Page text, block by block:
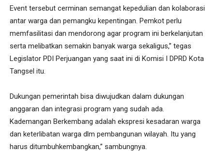
Event tersebut cerminan semangat kepedulian dan kolaborasi
antar warga dan pemangku kepentingan. Pemkot perlu
memfasilitasi dan mendorong agar program ini berkelanjutan
serta melibatkan semakin banyak warga sekaligus,” tegas
Legislator PDI Perjuangan yang saat ini di Komisi I DPRD Kota
Tangsel itu.
Dukungan pemerintah bisa diwujudkan dalam dukungan
anggaran dan integrasi program yang sudah ada.
Kademangan Berkembang adalah ekspresi kesadaran warga
dan keterlibatan warga dlm pembangunan wilayah. Itu yang
harus ditumbuhkembangkan,” sambungnya.